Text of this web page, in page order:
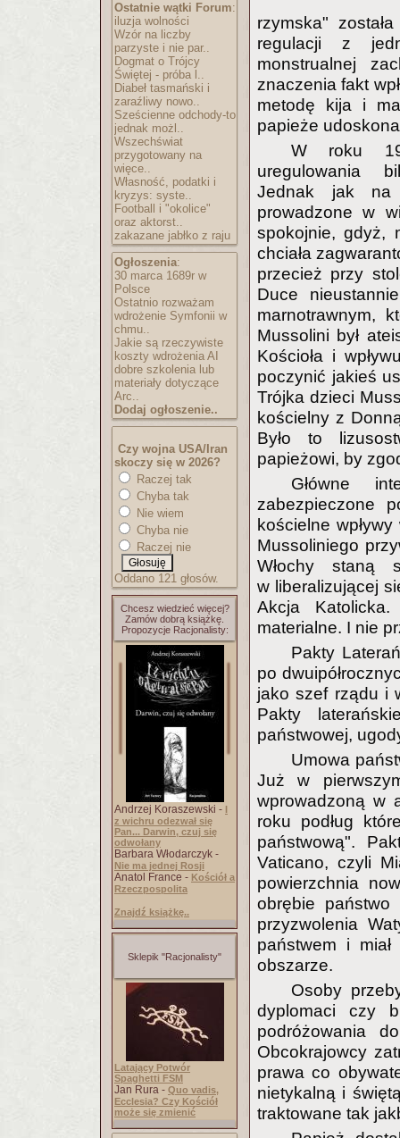
Ostatnie wątki Forum:
iluzja wolności
Wzór na liczby
parzyste i nie par..
Dogmat o Trójcy
Świętej - próba l..
Diabeł tasmański i
zaraźliwy nowo..
Sześcienne odchody-to
jednak możl..
Wszechświat
przygotowany na
więce..
Własność, podatki i
kryzys: syste..
Football i "okolice"
oraz aktorst..
zakazane jabłko z raju
Ogłoszenia:
30 marca 1689r w
Polsce
Ostatnio rozważam
wdrożenie Symfonii w
chmu..
Jakie są rzeczywiste
koszty wdrożenia AI
dobre szkolenia lub
materiały dotyczące
Arc..
Dodaj ogłoszenie..
Czy wojna USA/Iran
skoczy się w 2026?
Raczej tak
Chyba tak
Nie wiem
Chyba nie
Raczej nie
Oddano 121 głosów.
Chcesz wiedzieć więcej?
Zamów dobrą książkę.
Propozycje Racjonalisty:
Andrzej Koraszewski - I
z wichru odezwał się
Pan... Darwin, czuj się
odwołany
Barbara Włodarczyk -
Nie ma jednej Rosji
Anatol France - Kościół a
Rzeczpospolita
Znajdź książkę..
Sklepik "Racjonalisty"
Latający Potwór
Spaghetti FSM
Jan Rura - Quo vadis,
Ecclesia? Czy Kościół
może się zmienić
rzymska"
regulacji z
monstrualnej
znaczenia fakt
metodę kija i
papieże
W roku
uregulowania
Jednak jak na
prowadzone w
spokojnie, gdyż,
chciała
przecież przy
Duce
marnotrawnym,
Mussolini był
Kościoła i
poczynić jakieś
Trójka dzieci
kościelny z
Było to
papieżowi, by
Główne
zabezpieczone
kościelne
Mussoliniego
Włochy staną
w liberalizującej
Akcja
materialne. I nie
Pakty
po
jako szef rządu i
Pakty
państwowej,
Umowa
Już w
wprowadzoną w
roku podług
państwową".
Vaticano, czyli
powierzchnia
obrębie państwo
przyzwolenia
państwem i
obszarze.
Osoby
dyplomaci czy
podróżowania
Obcokrajowcy
prawa co
nietykalną i
traktowane tak